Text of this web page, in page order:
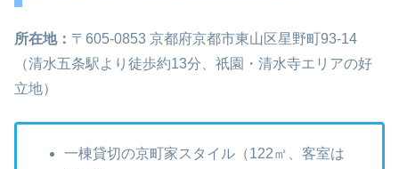
所在地： 〒605‑0853 京都府京都市東山区星野町93‑14
（清水五条駅より徒歩約13分、祇園・清水寺エリアの好
立地）
一棟貸切の京町家スタイル（122㎡、客室は